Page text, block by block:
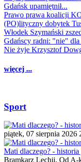
Gdańsk upamiętnił...
Prawo prawa koalicji
(PO)lityczny dobytek
Włodek Szymański
Gdańscy radni: "nie"
Nie żyje Krzysztof
więcej ...
Sport
piątek, 07 sierpnia 2026
Mati dlaczego? - historia
Bramkarz Lechii. Od A-